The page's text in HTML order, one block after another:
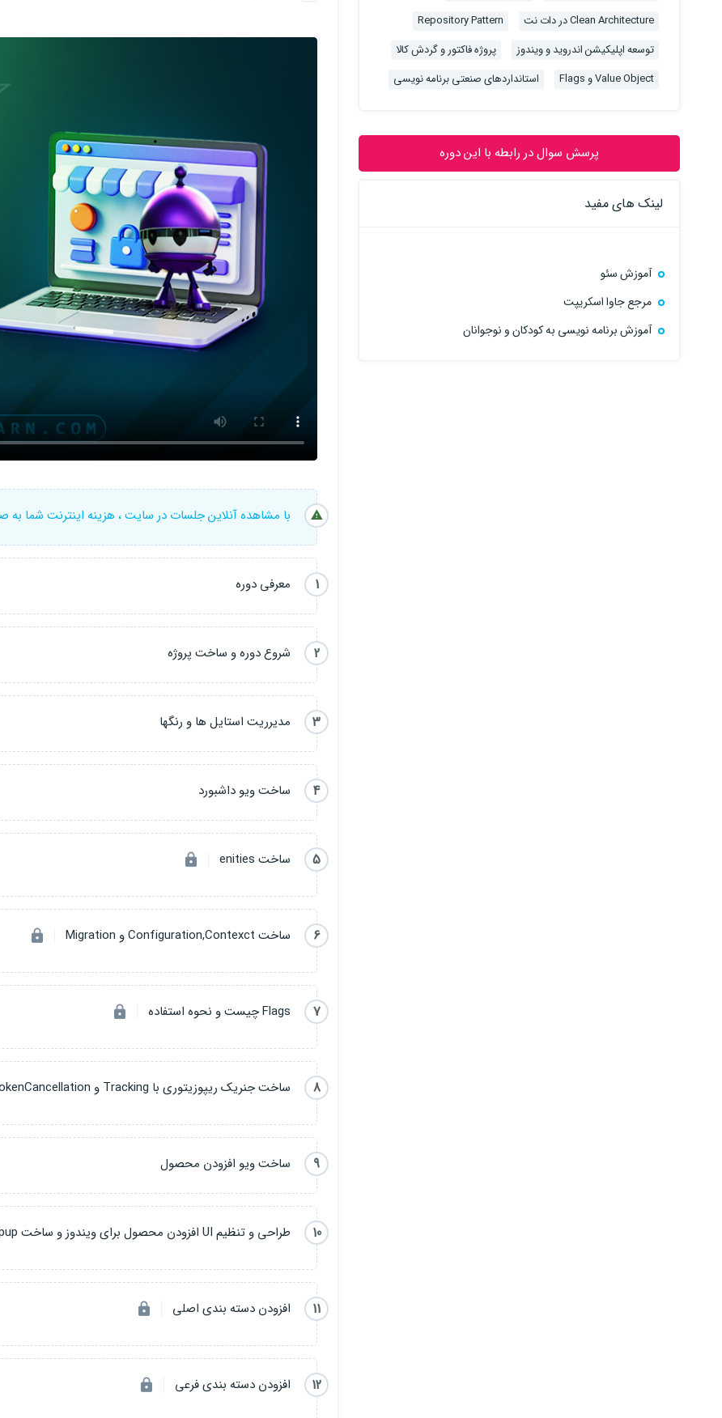
این دوره مناسب کسانی است که می‌خواهند از سطح آموزش‌های ساده
معرفی دوره
شروع پروژه، معرفی خروجی نهایی، توضیح معماری تمیز و ساختار کلی کار
ساخت پروژه MAUI و آماده‌سازی ساختار اولیه پوشه‌ها
طراحی مدل‌های پروژه
پیاده‌سازی مدیریت دسته‌بندی و واحدها در Use Caseها
ساخت UI مربوط به دسته بندی و واحدها
طراحی Use Caseهای محصول
با مشاهده آنلاین جلسات در سایت ، هزینه اینترنت شما
1 معرفی دوره
2 شروع دوره و ساخت پروژه
3 مدیرریت استایل ها و رنگها
4 ساخت ویو داشبورد
5 ساخت enities
6 ساخت Configuration,Contexct و Migration
7 Flags چیست و نحوه استفاده
8 ساخت جنریک ریپوزیتوری با Tracking و TokenCancellation
9 ساخت ویو افزودن محصول
10 طراحی و تنظیم UI افزودن محصول برای ویندوز و ساخت Popup
11 افزودن دسته بندی اصلی
12 افزودن دسته بندی فرعی
Clean Architecture در دات نت
Repository Pattern
توسعه اپلیکیشن اندروید و ویندوز
پروژه فاکتور و گردش کالا
Value Object و Flags
استانداردهای صنعتی برنامه نویسی
پرسش سوال در رابطه با این دوره
لینک های مفید
آموزش سئو
مرجع جاوا اسکریپت
آموزش برنامه نویسی به کودکان و نوجوانان